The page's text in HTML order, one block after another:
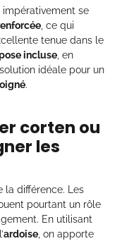
impérativement se
, ce qui
tenue dans le
incluse , en
idéale pour un
.
corten ou
les
la différence. Les
pourtant un rôle
En utilisant
ardoise , on apporte